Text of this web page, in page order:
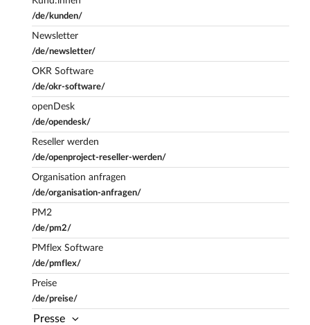
/de/kunden/
Newsletter
/de/newsletter/
OKR Software
/de/okr-software/
openDesk
/de/opendesk/
Reseller werden
/de/openproject-reseller-werden/
Organisation anfragen
/de/organisation-anfragen/
PM2
/de/pm2/
PMflex Software
/de/pmflex/
Preise
/de/preise/
Presse